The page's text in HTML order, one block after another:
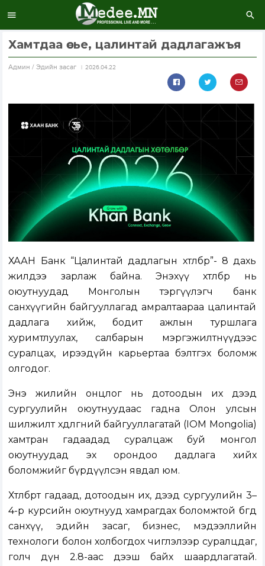
Хамтдаа өсье, цалинтай дадлагажъя
Aдмин / Эдийн засаг 2026.04.22
ХААН Банк “Цалинтай дадлагын хөтөлбөр”-өө 8 дахь
жилдээ зарлаж байна. Энэхүү хөтөлбөр нь
оюутнуудад Монголын тэргүүлэгч банк
санхүүгийн байгууллагад амралтаараа цалинтай
дадлага хийж, бодит ажлын туршлага
хуримтлуулах, салбарын мэргэжилтнүүдээс
суралцах, ирээдүйн карьертаа бэлтгэх боломж
олгодог.
Энэ жилийн онцлог нь дотоодын их дээд
сургуулийн оюутнуудаас гадна Олон улсын
шилжилт хөдөлгөөний байгууллагатай (IOM Mongolia)
хамтран гадаадад суралцаж буй монгол
оюутнуудад эх орондоо дадлага хийх
боломжийг бүрдүүлсэн явдал юм.
Хөтөлбөрт гадаад, дотоодын их, дээд сургуулийн 3–
4-р курсийн оюутнууд хамрагдах боломжтой бөгөөд
санхүү, эдийн засаг, бизнес, мэдээллийн
технологи болон холбогдох чиглэлээр суралцдаг,
голч дүн 2.8-аас дээш байх шаардлагатай.